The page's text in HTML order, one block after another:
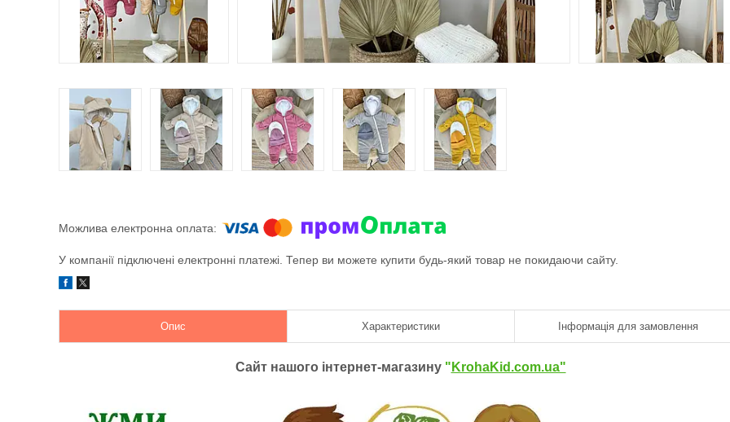
У компанії підключені електронні платежі. Тепер ви можете купити будь-який товар не покидаючи сайту.
Опис Характеристики Інформація для замовлення
Сайт нашого інтернет-магазину " KrohaKid.com.ua"